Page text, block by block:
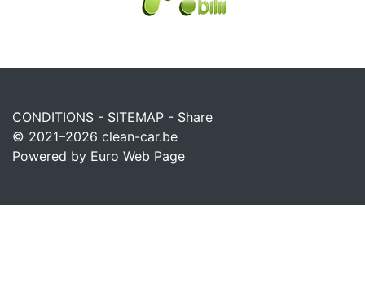
CONDITIONS - SITEMAP - Share
© 2021–2026 clean-car.be
Powered by Euro Web Page